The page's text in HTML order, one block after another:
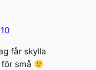
får skylla
små